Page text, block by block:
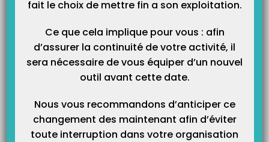
fait le choix de mettre fin a son exploitation.
Ce que cela implique pour vous : afin
d’assurer la continuité de votre activité, il
sera nécessaire de vous équiper d’un nouvel
outil avant cette date.
Nous vous recommandons d’anticiper ce
changement des maintenant afin d’éviter
toute interruption dans votre organisation